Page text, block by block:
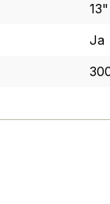
13"
Ja